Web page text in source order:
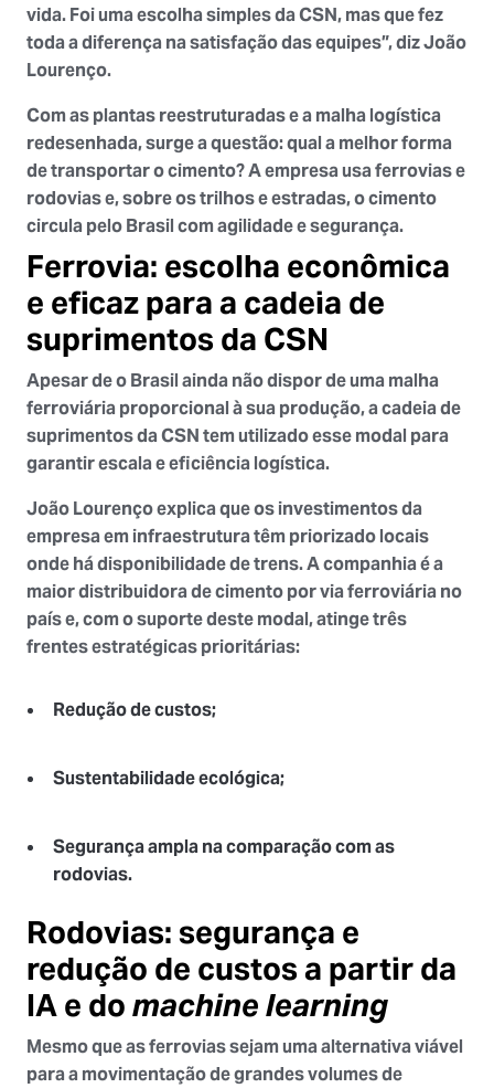
vida. Foi uma escolha simples da CSN, mas que fez
toda a diferença na satisfação das equipes”, diz João
Lourenço.
Com as plantas reestruturadas e a malha logística
redesenhada, surge a questão: qual a melhor forma
de transportar o cimento? A empresa usa ferrovias e
rodovias e, sobre os trilhos e estradas, o cimento
circula pelo Brasil com agilidade e segurança.
Ferrovia: escolha econômica
e eficaz para a cadeia de
suprimentos da CSN
Apesar de o Brasil ainda não dispor de uma malha
ferroviária proporcional à sua produção, a cadeia de
suprimentos da CSN tem utilizado esse modal para
garantirescala e eficiência logística.
João Lourenço explica que os investimentos da
empresa em infraestrutura têm priorizado locais
onde há disponibilidade de trens. A companhia é a
maior distribuidora de cimento por via ferroviária no
país e, com o suporte deste modal, atinge três
frentes estratégicas prioritárias:
Redução de custos;
Sustentabilidade ecológica;
Segurança ampla na comparação com as
rodovias.
Rodovias: segurança e
redução de custos a partir da
IA e domachine learning
Mesmo que as ferrovias sejam uma alternativa viável
para a movimentação de grandes volumes de